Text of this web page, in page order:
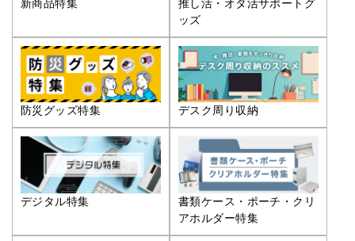
新商品特集
推し活・オタ活サポートグ
ッズ
防災グッズ特集 デスク周り収納
デジタル特集
書類ケース・ポーチ・クリ
アホルダー特集